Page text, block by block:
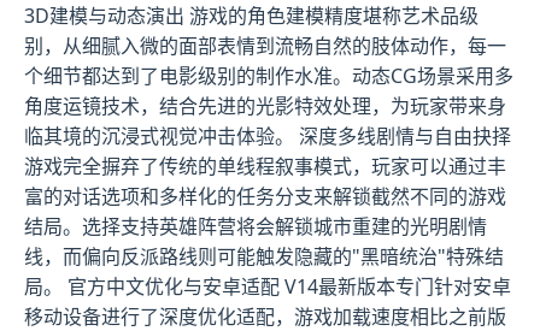
3D建模与动态演出 游戏的角色建模精度堪称艺术品级
别，从细腻入微的面部表情到流畅自然的肢体动作，每一
个细节都达到了电影级别的制作水准。动态CG场景采用多
角度运镜技术，结合先进的光影特效处理，为玩家带来身
临其境的沉浸式视觉冲击体验。 深度多线剧情与自由抉择
游戏完全摒弃了传统的单线程叙事模式，玩家可以通过丰
富的对话选项和多样化的任务分支来解锁截然不同的游戏
结局。选择支持英雄阵营将会解锁城市重建的光明剧情
线，而偏向反派路线则可能触发隐藏的"黑暗统治"特殊结
局。 官方中文优化与安卓适配 V14最新版本专门针对安卓
移动设备进行了深度优化适配，游戏加载速度相比之前版